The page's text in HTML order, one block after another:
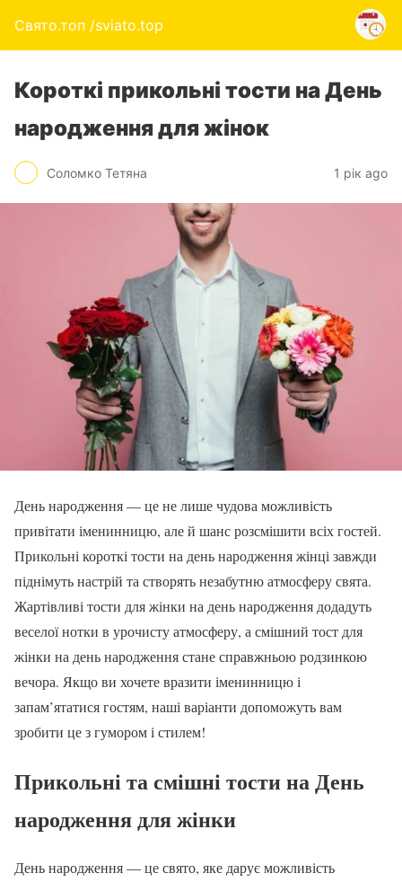
Свято.топ /sviato.top
Короткі прикольні тости на День
народження для жінок
Соломко Тетяна 1 рік ago
День народження — це не лише чудова можливість
привітати іменинницю, але й шанс розсмішити всіх гостей.
Прикольні короткі тости на день народження жінці завжди
піднімуть настрій та створять незабутню атмосферу свята.
Жартівливі тости для жінки на день народження додадуть
веселої нотки в урочисту атмосферу, а смішний тост для
жінки на день народження стане справжньою родзинкою
вечора. Якщо ви хочете вразити іменинницю і
запам’ятатися гостям, наші варіанти допоможуть вам
зробити це з гумором і стилем!
Прикольні та смішні тости на День
народження для жінки
День народження — це свято, яке дарує можливість